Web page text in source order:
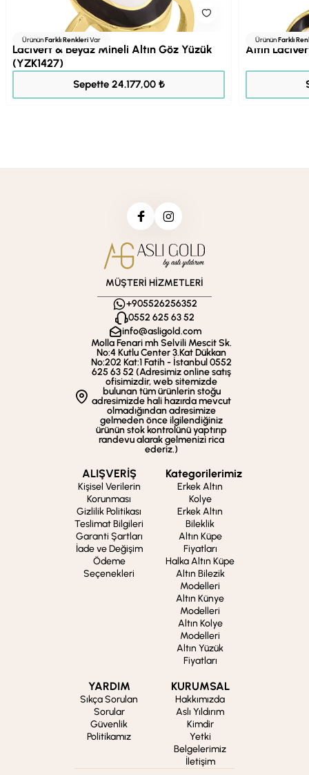
ÜrününFarklı RenkleriVar
Lacivert & Beyaz Mineli Altın Göz Yüzük
(YZK1427)
Sepette 24.177,00 ₺
ÜrününFarklı
Altın
MÜŞTERİ HİZMETLERİ
+905526256352
0552 625 63 52
info@asligold.com
Molla Fenari mh Selvili Mescit Sk.
No:4 Kutlu Center 3.Kat Dükkan
No:202 Kat:1 Fatih - İstanbul 0552
625 63 52 (Adresimiz online satış
ofisimizdir, web sitemizde
bulunan tüm ürünlerin stoğu
adresimizde hali hazırda mevcut
olmadığından adresimize
gelmeden önce ilgilendiğiniz
ürünün stok kontrolünü yaptırıp
randevu alarak gelmenizi rica
ederiz.)
ALIŞVERİŞ
Kişisel Verilerin
Korunması
Gizlilik Politikası
Teslimat Bilgileri
Garanti Şartları
İade ve Değişim
Ödeme
Seçenekleri
Kategorilerimiz
Erkek Altın
Kolye
Erkek Altın
Bileklik
Altın Küpe
Fiyatları
Halka Altın Küpe
Altın Bilezik
Modelleri
Altın Künye
Modelleri
Altın Kolye
Modelleri
Altın Yüzük
Fiyatları
YARDIM
Sıkça Sorulan
Sorular
Güvenlik
Politikamız
KURUMSAL
Hakkımızda
Aslı Yıldırım
Kimdir
Yetki
Belgelerimiz
İletişim